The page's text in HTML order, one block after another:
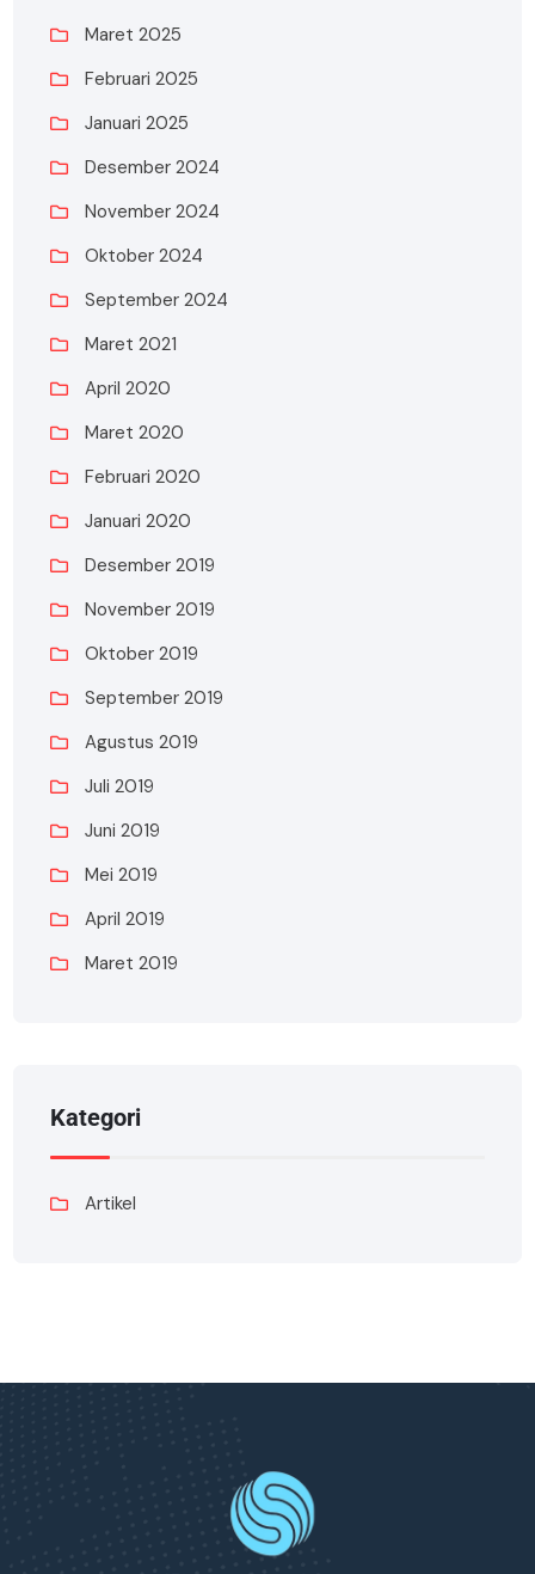
Maret 2025
Februari 2025
Januari 2025
Desember 2024
November 2024
Oktober 2024
September 2024
Maret 2021
April 2020
Maret 2020
Februari 2020
Januari 2020
Desember 2019
November 2019
Oktober 2019
September 2019
Agustus 2019
Juli 2019
Juni 2019
Mei 2019
April 2019
Maret 2019
Kategori
Artikel